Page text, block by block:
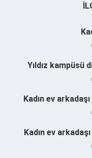
Yıldız kampüsü
Kadın ev
Kadın ev